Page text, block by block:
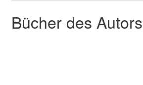
Bücher des Autors